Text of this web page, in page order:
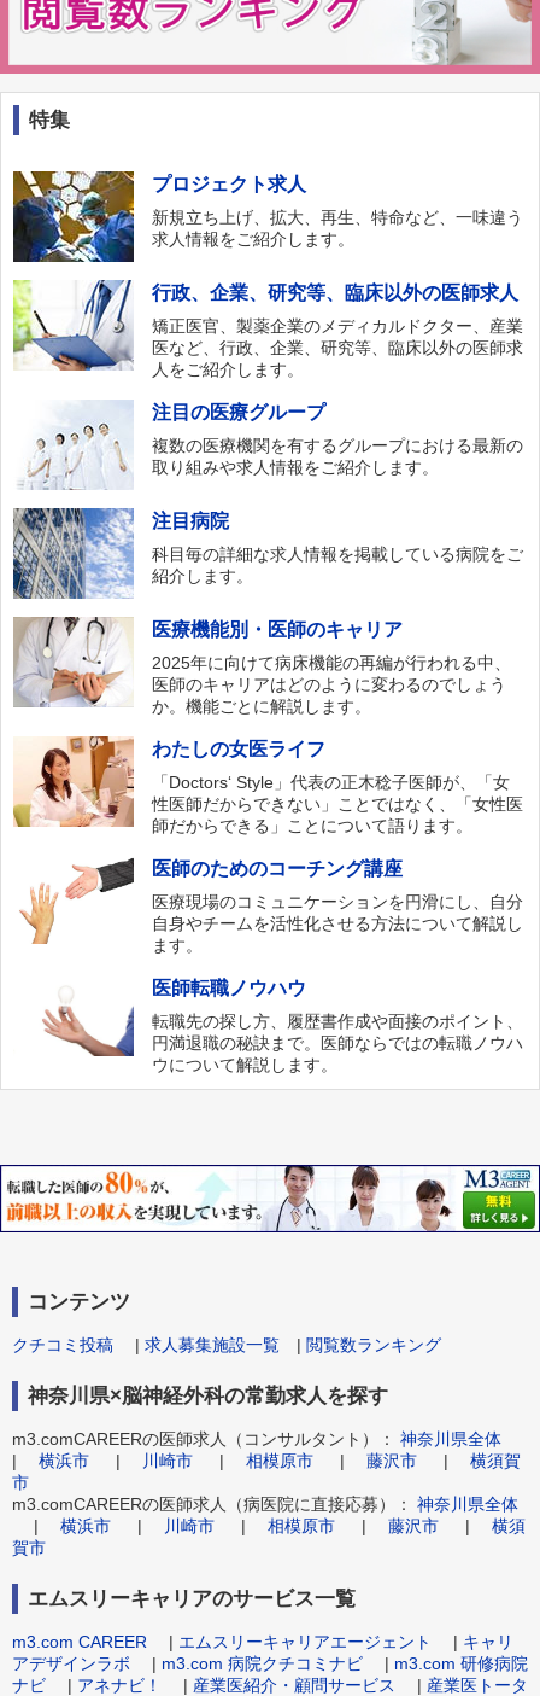
特集
プロジェクト求人
新規立ち上げ、拡大、再生、特命など、一味違う
求人情報をご紹介します。
行政、企業、研究等、臨床以外の医師求人
矯正医官、製薬企業のメディカルドクター、産業
医など、行政、企業、研究等、臨床以外の医師求
人をご紹介します。
注目の医療グループ
複数の医療機関を有するグループにおける最新の
取り組みや求人情報をご紹介します。
注目病院
科目毎の詳細な求人情報を掲載している病院をご
紹介します。
医療機能別・医師のキャリア
2025年に向けて病床機能の再編が行われる中、
医師のキャリアはどのように変わるのでしょう
か。機能ごとに解説します。
わたしの女医ライフ
「Doctors‘ Style」代表の正木稔子医師が、「女
性医師だからできない」ことではなく、「女性医
師だからできる」ことについて語ります。
医師のためのコーチング講座
医療現場のコミュニケーションを円滑にし、自分
自身やチームを活性化させる方法について解説し
ます。
医師転職ノウハウ
転職先の探し方、履歴書作成や面接のポイント、
円満退職の秘訣まで。医師ならではの転職ノウハ
ウについて解説します。
コンテンツ
クチコミ投稿 | 求人募集施設一覧 | 閲覧数ランキング
神奈川県×脳神経外科の常勤求人を探す
m3.comCAREERの医師求人（コンサルタント）： 神奈川県全体
| 横浜市 | 川崎市 | 相模原市 | 藤沢市 | 横須賀
市
m3.comCAREERの医師求人（病医院に直接応募）： 神奈川県全体
| 横浜市 | 川崎市 | 相模原市 | 藤沢市 | 横須
賀市
エムスリーキャリアのサービス一覧
m3.com CAREER | エムスリーキャリアエージェント | キャリ
アデザインラボ | m3.com 病院クチコミナビ | m3.com 研修病院
ナビ | アネナビ！ | 産業医紹介・顧問サービス | 産業医トータ